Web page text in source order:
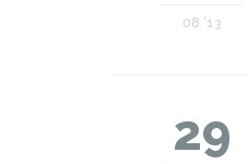
08 '13
29